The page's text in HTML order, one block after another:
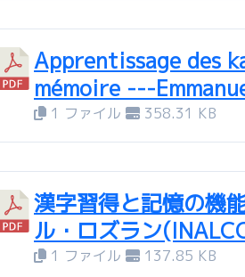
Apprentissage des
mémoire ---
1 ファイル 358.31 KB
漢字習得と記憶の機
ル・ロズラン
1 ファイル 137.85 KB